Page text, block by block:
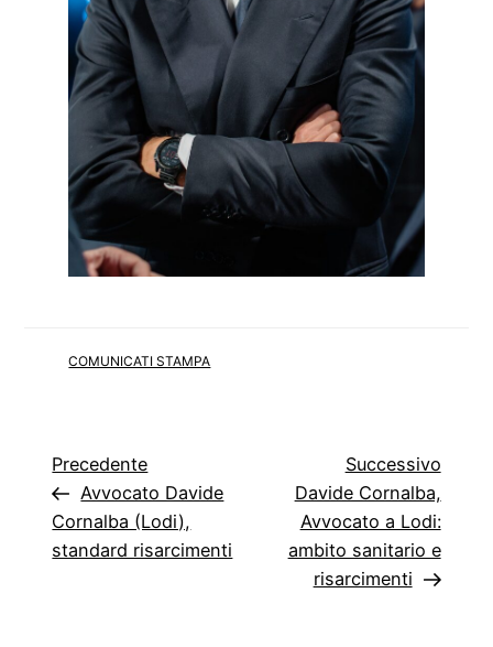
COMUNICATI STAMPA
Navigazione
articoli
Articolo
precedente
Precedente
Avvocato Davide
Cornalba (Lodi),
standard risarcimenti
Successivo
Davide Cornalba,
Avvocato a Lodi:
ambito sanitario e
risarcimenti